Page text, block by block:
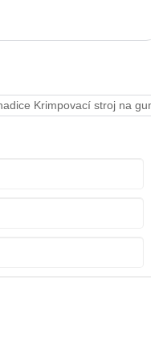
Krimpovací stroj na